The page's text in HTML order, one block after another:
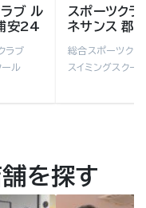
ブ ル
安24
ラブ
ール
スポーツクラ
ネサンス 郡
総合スポーツクラ
スイミングスクー
を探す